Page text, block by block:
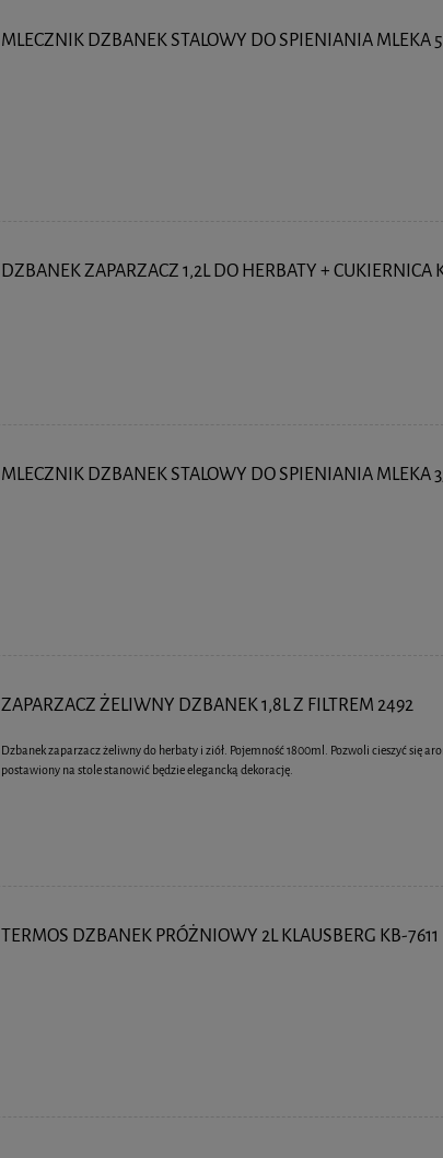
MLECZNIK DZBANEK STALOWY DO SPIENIANIA MLEKA
DZBANEK ZAPARZACZ 1,2L DO HERBATY + CUKIERNICA
MLECZNIK DZBANEK STALOWY DO SPIENIANIA MLEKA
ZAPARZACZ ŻELIWNY DZBANEK 1,8L Z FILTREM 2492
Dzbanek zaparzacz żeliwny do herbaty i ziół. Pojemność 1800ml. Pozwoli cieszyć się
postawiony na stole stanowić będzie elegancką dekorację.
TERMOS DZBANEK PRÓŻNIOWY 2L KLAUSBERG KB-7611